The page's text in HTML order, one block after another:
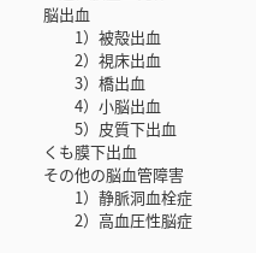
脳出血
1）被殻出血
2）視床出血
3）橋出血
4）小脳出血
5）皮質下出血
くも膜下出血
その他の脳血管障害
1）静脈洞血栓症
2）高血圧性脳症